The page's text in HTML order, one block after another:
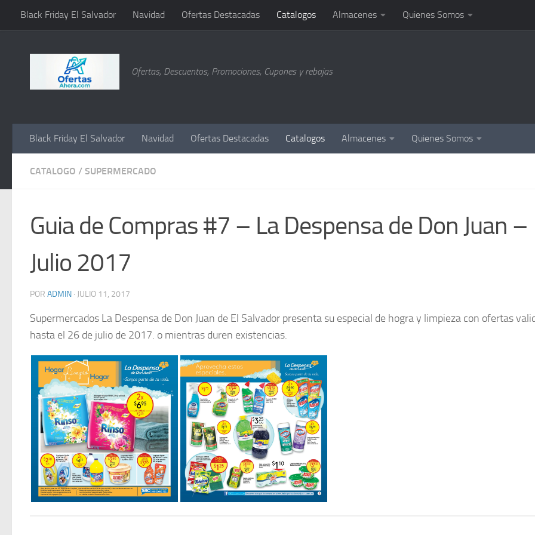
Saltar al contenido
Black Friday El Salvador Navidad Ofertas Destacadas Catalogos Almacenes Quienes Somos
Ofertas, Descuentos, Promociones, Cupones y rebajas
Black Friday El Salvador Navidad Ofertas Destacadas Catalogos Almacenes Quienes Somos
CATALOGO / SUPERMERCADO
Guia de Compras #7 – La Despensa de Don Juan –
Julio 2017
POR ADMIN · JULIO 11, 2017
Supermercados La Despensa de Don Juan de El Salvador presenta su especial de hogra y limpieza con ofertas
hasta el 26 de julio de 2017. o mientras duren existencias.